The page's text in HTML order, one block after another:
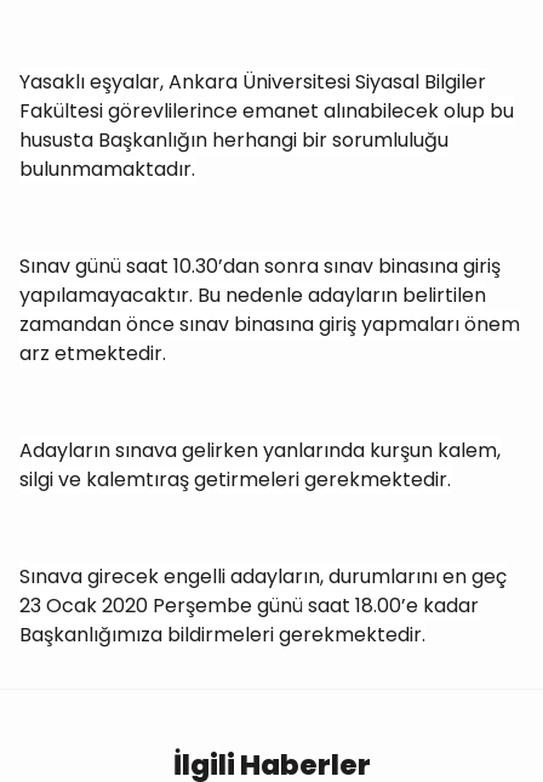
Yasaklı eşyalar, Ankara Üniversitesi Siyasal Bilgiler
Fakültesi görevlilerince emanet alınabilecek olup bu
hususta Başkanlığın herhangi bir sorumluluğu
bulunmamaktadır.
Sınav günü saat 10.30’dan sonra sınav binasına giriş
yapılamayacaktır. Bu nedenle adayların belirtilen
zamandan önce sınav binasına giriş yapmaları önem
arz etmektedir.
Adayların sınava gelirken yanlarında kurşun kalem,
silgi ve kalemtıraş getirmeleri gerekmektedir.
Sınava girecek engelli adayların, durumlarını en geç
23 Ocak 2020 Perşembe günü saat 18.00’e kadar
Başkanlığımıza bildirmeleri gerekmektedir.
İlgili Haberler